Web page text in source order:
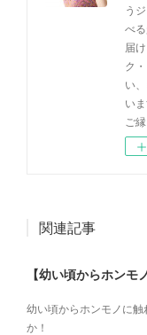
う
べ
届
ク
い
い
ご
関連記事
幼い頃からホンモノに
か！